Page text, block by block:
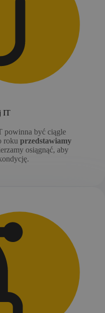
IT
powinna być ciągle
roku przedstawiamy
osiągnąć, aby